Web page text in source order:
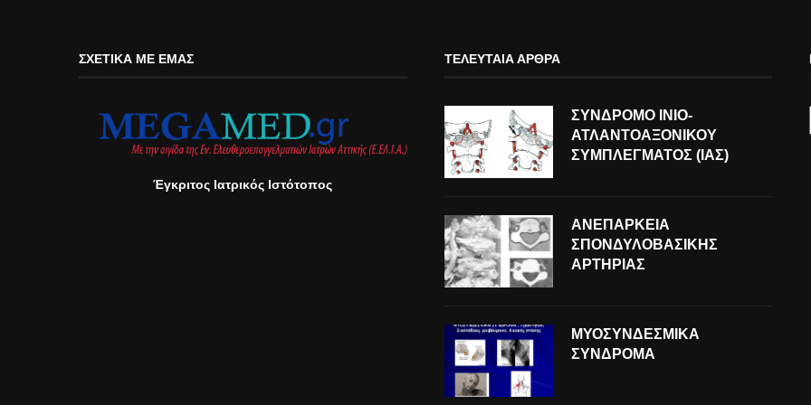
ΣΧΕΤΙΚΆ ΜΕ ΕΜΆΣ
Έγκριτος Ιατρικός Ιστότοπος
ΤΕΛΕΥΤΑΊΑ ΆΡΘΡΑ
ΣΥΝΔΡΟΜΟ ΙΝΙΟ-
ΑΤΛΑΝΤΟΑΞΟΝΙΚΟΥ
ΣΥΜΠΛΕΓΜΑΤΟΣ (ΙΑΣ)
ΑΝΕΠΑΡΚΕΙΑ
ΣΠΟΝΔΥΛΟΒΑΣΙΚΗΣ
ΑΡΤΗΡΙΑΣ
ΜΥΟΣΥΝΔΕΣΜΙΚΑ
ΣΥΝΔΡΟΜΑ